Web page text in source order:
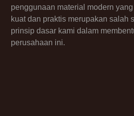
penggunaan material modern
kuat dan praktis merupakan salah
prinsip dasar kami dalam
perusahaan ini.